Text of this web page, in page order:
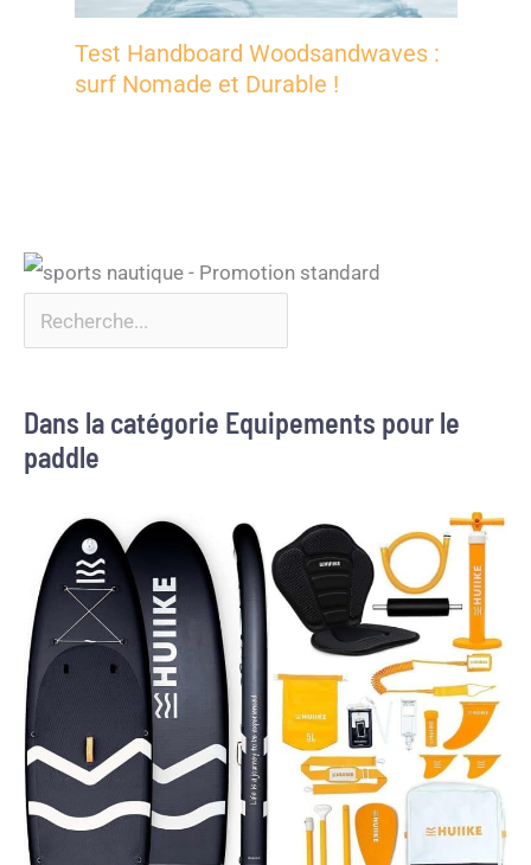
Test Handboard Woodsandwaves :
surf Nomade et Durable !
Dans la catégorie Equipements pour le
paddle